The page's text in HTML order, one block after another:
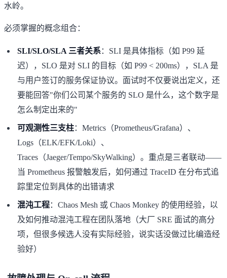
水岭。
必须掌握的概念组合：
SLI/SLO/SLA 三者关系： SLI 是具体指标（如 P99 延
迟），SLO 是对 SLI 的目标（如 P99 < 200ms），SLA 是
与用户签订的服务保证协议。面试时不仅要说出定义，还
要能回答"你们公司某个服务的 SLO 是什么，这个数字是
怎么制定出来的"
可观测性三支柱：Metrics（Prometheus/Grafana）、
Logs（ELK/EFK/Loki）、
Traces（Jaeger/Tempo/SkyWalking）。重点是三者联动——
当 Prometheus 报警触发后，如何通过 TraceID 在分布式追
踪里定位到具体的出错请求
混沌工程：Chaos Mesh 或 Chaos Monkey 的使用经验，以
及如何推动混沌工程在团队落地（大厂 SRE 面试的高分
项，但很多候选人没有实际经验，说实话没做过比编造经
验好）